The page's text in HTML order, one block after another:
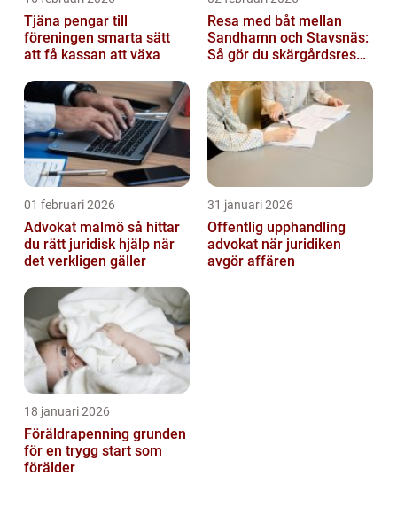
Tjäna pengar till
föreningen smarta sätt
att få kassan att växa
Resa med båt mellan
Sandhamn och Stavsnäs:
Så gör du skärgårdsresan
01 februari 2026
Advokat malmö så hittar
du rätt juridisk hjälp när
det verkligen gäller
31 januari 2026
Offentlig upphandling
advokat när juridiken
avgör affären
18 januari 2026
Föräldrapenning grunden
för en trygg start som
förälder